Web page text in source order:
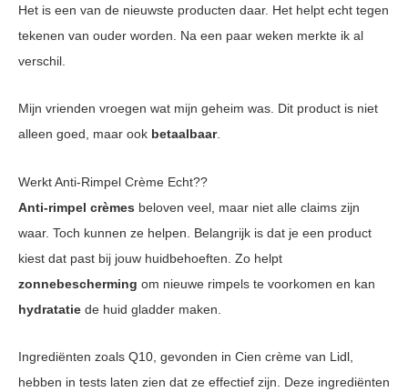
Het is een van de nieuwste producten daar. Het helpt echt tegen
tekenen van ouder worden. Na een paar weken merkte ik al
verschil.
Mijn vrienden vroegen wat mijn geheim was. Dit product is niet
alleen goed, maar ook betaalbaar.
Werkt Anti-Rimpel Crème Echt??
Anti-rimpel crèmes beloven veel, maar niet alle claims zijn
waar. Toch kunnen ze helpen. Belangrijk is dat je een product
kiest dat past bij jouw huidbehoeften. Zo helpt
zonnebescherming om nieuwe rimpels te voorkomen en kan
hydratatie de huid gladder maken.
Ingrediënten zoals Q10, gevonden in Cien crème van Lidl,
hebben in tests laten zien dat ze effectief zijn. Deze ingrediënten